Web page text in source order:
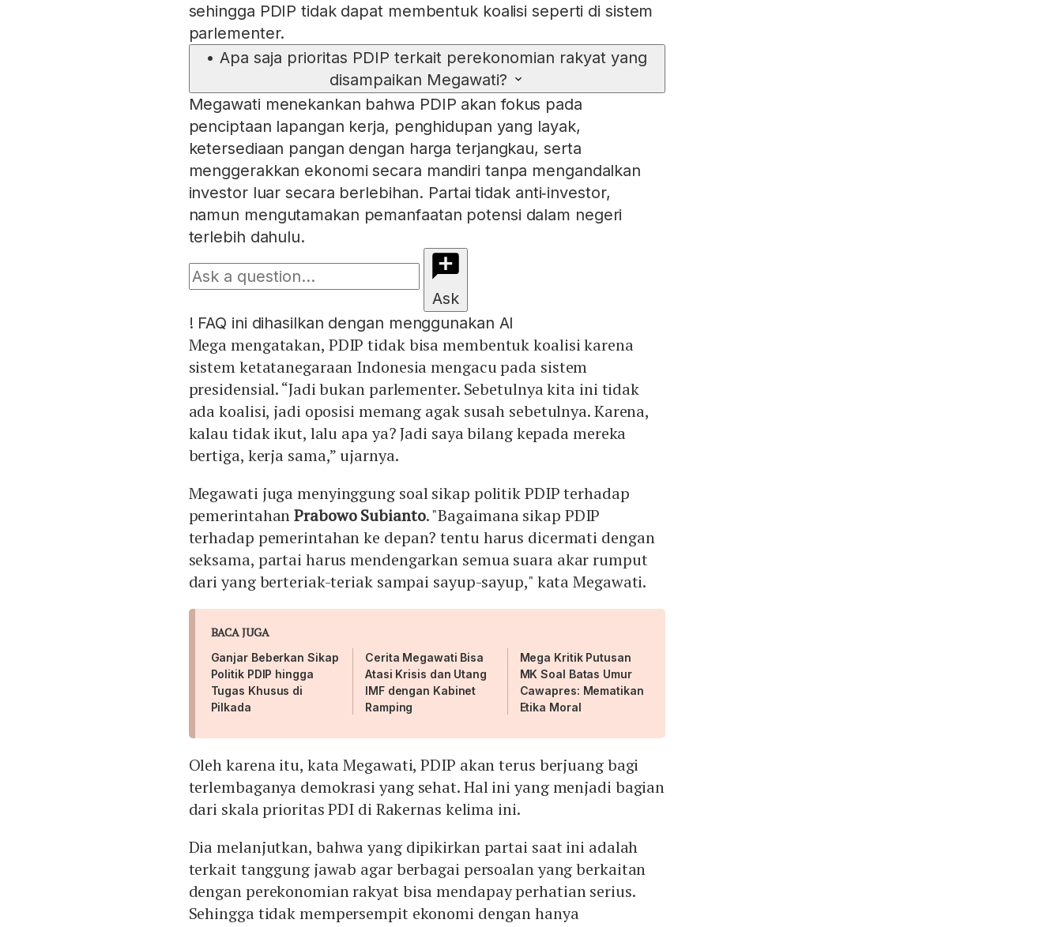
sehingga PDIP tidak dapat membentuk koalisi seperti di sistem
parlementer.
• Apa saja prioritas PDIP terkait perekonomian rakyat yang
disampaikan Megawati?
Megawati menekankan bahwa PDIP akan fokus pada
penciptaan lapangan kerja, penghidupan yang layak,
ketersediaan pangan dengan harga terjangkau, serta
menggerakkan ekonomi secara mandiri tanpa mengandalkan
investor luar secara berlebihan. Partai tidak anti‑investor,
namun mengutamakan pemanfaatan potensi dalam negeri
terlebih dahulu.
Ask
! FAQ ini dihasilkan dengan menggunakan AI
Mega mengatakan, PDIP tidak bisa membentuk koalisi karena
sistem ketatanegaraan Indonesia mengacu pada sistem
presidensial. “Jadi bukan parlementer. Sebetulnya kita ini tidak
ada koalisi, jadi oposisi memang agak susah sebetulnya. Karena,
kalau tidak ikut, lalu apa ya? Jadi saya bilang kepada mereka
bertiga, kerja sama,” ujarnya.
Megawati juga menyinggung soal sikap politik PDIP terhadap
pemerintahanPrabowo Subianto. "Bagaimana sikap PDIP
terhadap pemerintahan ke depan? tentu harus dicermati dengan
seksama, partai harus mendengarkan semua suara akar rumput
dari yang berteriak-teriak sampai sayup-sayup," kata Megawati.
BACA JUGA
Ganjar Beberkan Sikap
Politik PDIP hingga
Tugas Khusus di
Pilkada
Cerita Megawati Bisa
Atasi Krisis dan Utang
IMF dengan Kabinet
Ramping
Mega Kritik Putusan
MK Soal Batas Umur
Cawapres: Mematikan
Etika Moral
Oleh karena itu, kata Megawati, PDIP akan terus berjuang bagi
terlembaganya demokrasi yang sehat. Hal ini yang menjadi bagian
dari skala prioritas PDI di Rakernas kelima ini.
Dia melanjutkan, bahwa yang dipikirkan partai saat ini adalah
terkait tanggung jawab agar berbagai persoalan yang berkaitan
dengan perekonomian rakyat bisa mendapay perhatian serius.
Sehingga tidak mempersempit ekonomi dengan hanya